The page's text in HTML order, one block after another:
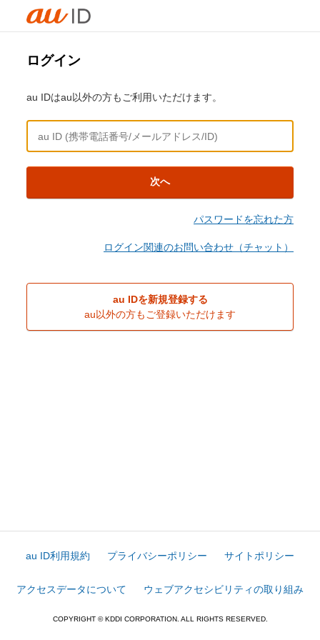
ログイン
au IDはau以外の方もご利用いただけます。
次へ
パスワードを忘れた方
ログイン関連のお問い合わせ（チャット）
au IDを新規登録する
au以外の方もご登録いただけます
au ID利用規約 プライバシーポリシー サイトポリシー
アクセスデータについて ウェブアクセシビリティの取り組み
COPYRIGHT © KDDI CORPORATION. ALL RIGHTS RESERVED.